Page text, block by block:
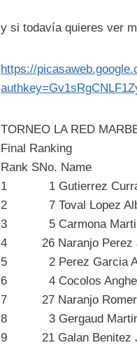
y si todavía quieres ver
https://
TORNEO LA RED
Final Ranking
Rank SNo.
1 1 Gutierrez
2 7 Toval
3 5 Carmona
4 26 Naranjo
5 2 Perez
6 4
7 27 Naranjo
8 3 Gergaud
9 21 Galan